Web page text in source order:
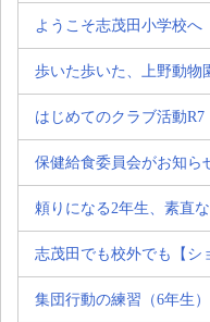
ようこそ志茂田小学校へ
歩いた歩いた、上野動物
はじめてのクラブ活動R7
保健給食委員会がお知ら
頼りになる2年生、素直な
志茂田でも校外でも【シ
集団行動の練習（6年生）